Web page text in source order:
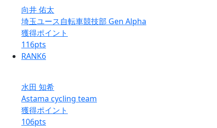
向井 佑太
埼玉ユース自転車競技部 Gen Alpha
獲得ポイント
116pts
RANK6
水田 知希
Astama cycling team
獲得ポイント
106pts